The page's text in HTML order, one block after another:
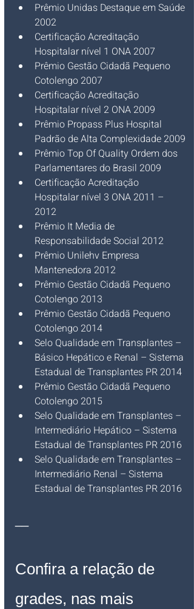
Prêmio Unidas Destaque em Saúde
2002
Certificação Acreditação
Hospitalar nível 1 ONA 2007
Prêmio Gestão Cidadã Pequeno
Cotolengo 2007
Certificação Acreditação
Hospitalar nível 2 ONA 2009
Prêmio Propass Plus Hospital
Padrão de Alta Complexidade 2009
Prêmio Top Of Quality Ordem dos
Parlamentares do Brasil 2009
Certificação Acreditação
Hospitalar nível 3 ONA 2011 –
2012
Prêmio It Media de
Responsabilidade Social 2012
Prêmio Unilehv Empresa
Mantenedora 2012
Prêmio Gestão Cidadã Pequeno
Cotolengo 2013
Prêmio Gestão Cidadã Pequeno
Cotolengo 2014
Selo Qualidade em Transplantes –
Básico Hepático e Renal – Sistema
Estadual de Transplantes PR 2014
Prêmio Gestão Cidadã Pequeno
Cotolengo 2015
Selo Qualidade em Transplantes –
Intermediário Hepático – Sistema
Estadual de Transplantes PR 2016
Selo Qualidade em Transplantes –
Intermediário Renal – Sistema
Estadual de Transplantes PR 2016
Confira a relação de
grades, nas mais